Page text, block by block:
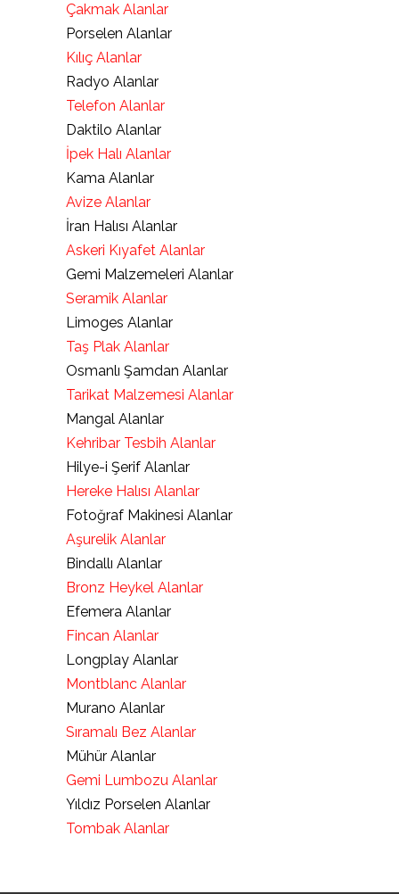
Çakmak Alanlar
Porselen Alanlar
Kılıç Alanlar
Radyo Alanlar
Telefon Alanlar
Daktilo Alanlar
İpek Halı Alanlar
Kama Alanlar
Avize Alanlar
İran Halısı Alanlar
Askeri Kıyafet Alanlar
Gemi Malzemeleri Alanlar
Seramik Alanlar
Limoges Alanlar
Taş Plak Alanlar
Osmanlı Şamdan Alanlar
Tarikat Malzemesi Alanlar
Mangal Alanlar
Kehribar Tesbih Alanlar
Hilye-i Şerif Alanlar
Hereke Halısı Alanlar
Fotoğraf Makinesi Alanlar
Aşurelik Alanlar
Bindallı Alanlar
Bronz Heykel Alanlar
Efemera Alanlar
Fincan Alanlar
Longplay Alanlar
Montblanc Alanlar
Murano Alanlar
Sıramalı Bez Alanlar
Mühür Alanlar
Gemi Lumbozu Alanlar
Yıldız Porselen Alanlar
Tombak Alanlar